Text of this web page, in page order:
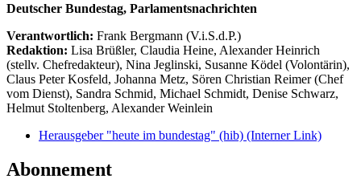
Deutscher Bundestag, Parlamentsnachrichten
Verantwortlich: Frank Bergmann (V.i.S.d.P.)
Redaktion: Lisa Brüßler, Claudia Heine, Alexander Heinrich
(stellv. Chefredakteur), Nina Jeglinski, Susanne Ködel (Volontärin),
Claus Peter Kosfeld, Johanna Metz, Sören Christian Reimer (Chef
vom Dienst), Sandra Schmid, Michael Schmidt, Denise Schwarz,
Helmut Stoltenberg, Alexander Weinlein
Herausgeber "heute im bundestag" (hib) (Interner Link)
Abonnement